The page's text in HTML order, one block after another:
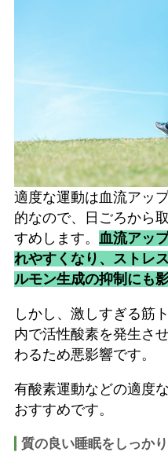
適度な運動は血流アッ
的なので、日ごろから
すめします。
血流アッ
れやすくなり、ストレ
ルモン生成の抑制にも
しかし、激しすぎる筋
内で活性酸素を発生さ
わるため悪影響です。
有酸素運動などの適度
おすすめです。
質の良い睡眠をしっか